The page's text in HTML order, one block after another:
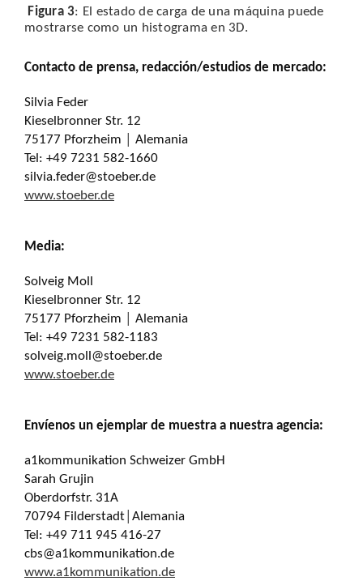
Figura 3: El estado de carga de una máquina puede
mostrarse como un histograma en 3D.
Contacto de prensa, redacción/estudios de mercado:
Silvia Feder
Kieselbronner Str. 12
75177 Pforzheim │ Alemania
Tel: +49 7231 582-1660
silvia.feder@stoeber.de
www.stoeber.de
Media:
Solveig Moll
Kieselbronner Str. 12
75177 Pforzheim │ Alemania
Tel: +49 7231 582-1183
solveig.moll@stoeber.de
www.stoeber.de
Envíenos un ejemplar de muestra a nuestra agencia:
a1kommunikation Schweizer GmbH
Sarah Grujin
Oberdorfstr. 31A
70794 Filderstadt│Alemania
Tel: +49 711 945 416-27
cbs@a1kommunikation.de
www.a1kommunikation.de